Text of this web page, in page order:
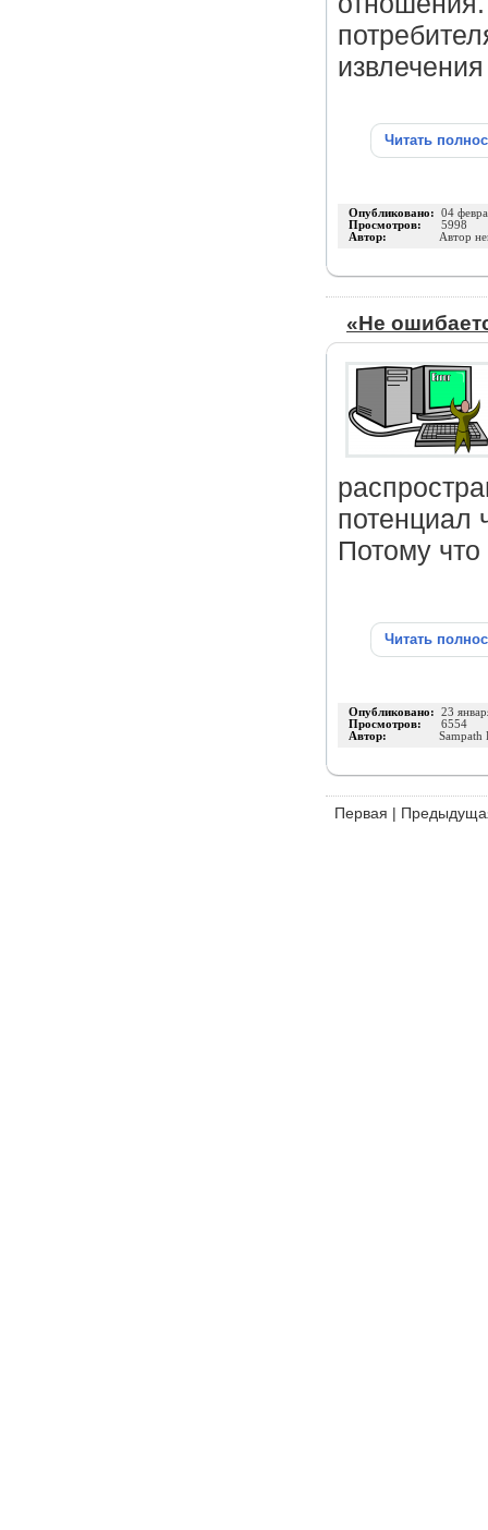
Читать
Опубликовано: 04
Просмотров: 5998
Автор: Автор
«Не
потенциал
Потому
Читать
Опубликовано: 23
Просмотров: 6554
Автор: Sampath
Первая |